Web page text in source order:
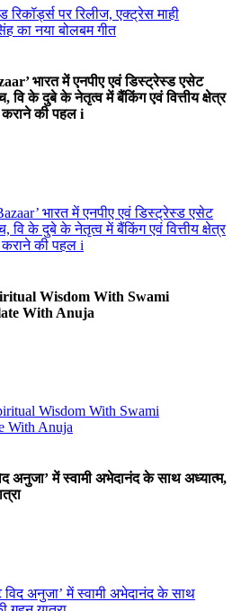
भारत में एनपीए एवं डिस्ट्रेस्ड एसेट
वि के दुबे के नेतृत्व में बैंकिंग एवं वित्तीय क्षेत्र
की पहल i
Wisdom With Swami
With Anuja
अनुजा’ में स्वामी अभेदानंद के साथ अध्यात्म,